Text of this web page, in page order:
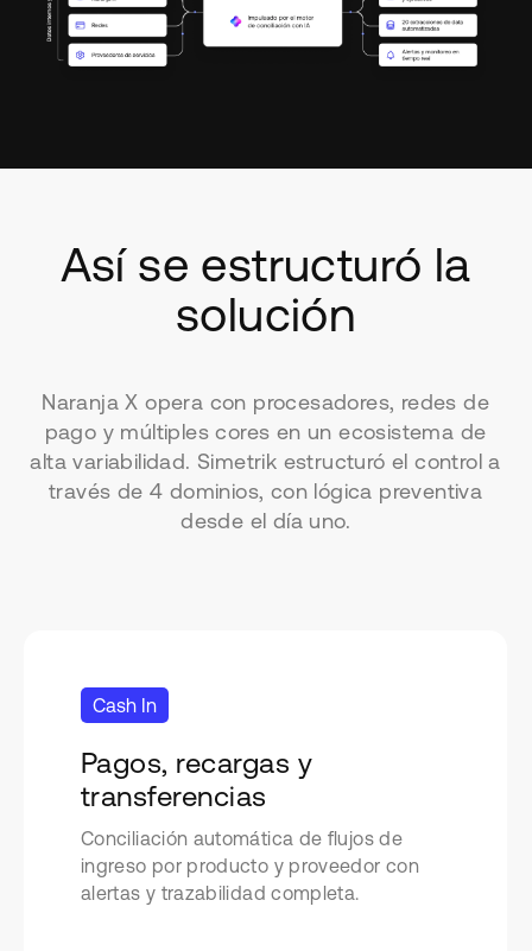
Así se estructuró la
solución
Naranja X opera con procesadores, redes de
pago y múltiples cores en un ecosistema de
alta variabilidad. Simetrik estructuró el control a
través de 4 dominios, con lógica preventiva
desde el día uno.
Cash In
Pagos, recargas y
transferencias
Conciliación automática de flujos de
ingreso por producto y proveedor con
alertas y trazabilidad completa.